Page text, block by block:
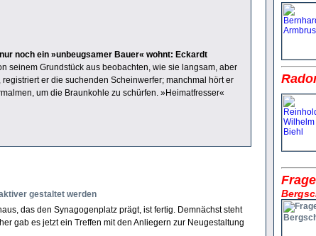
noch ein »unbeugsamer Bauer« wohnt: Eckardt
seinem Grundstück aus beobachten, wie sie langsam, aber
er die suchenden Scheinwerfer; manchmal hört er
um die Braunkohle zu schürfen. »Heimatfresser«
gestaltet werden
das den Synagogenplatz prägt, ist fertig. Demnächst steht
gab es jetzt ein Treffen mit den Anliegern zur Neugestaltung